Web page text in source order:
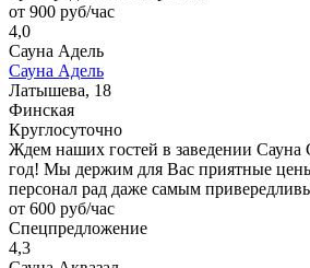
от 900 руб/час
4,0
Сауна Адель
Сауна Адель
Латышева, 18
Финская
Круглосуточно
Ждем наших гостей в заведении Сауна
год! Мы держим для Вас приятные
персонал рад даже самым
от 600 руб/час
Спецпредложение
4,3